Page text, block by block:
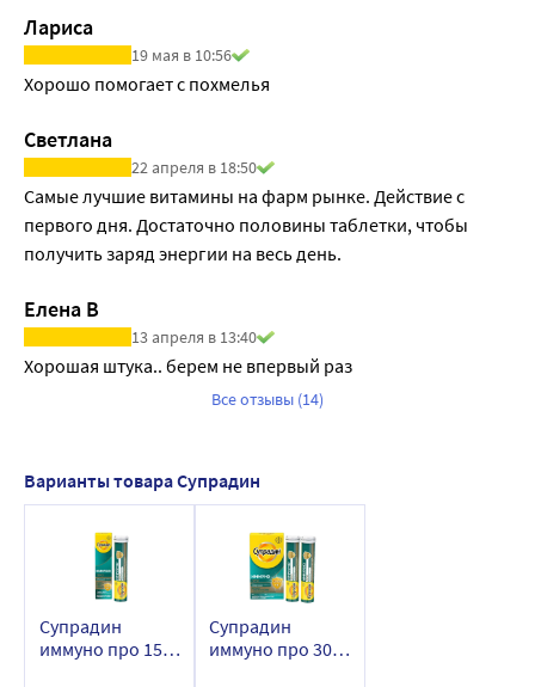
защищает клетки дыхательных путей, оказывая
антиоксидантное действие. Поддерживает врожденный
и приобретенный иммунитет. Усиливает защитные
функции клеток, нейтрализуя повреждающие факторы.
Лариса
19 мая в 10:56
Хорошо помогает с похмелья
Светлана
22 апреля в 18:50
Самые лучшие витамины на фарм рынке. Действие с
первого дня. Достаточно половины таблетки, чтобы
получить заряд энергии на весь день.
Елена В
13 апреля в 13:40
Хорошая штука.. берем не впервый раз
Все отзывы (14)
Варианты товара Супрадин
Супрадин
иммуно про 15
Супрадин
иммуно про 30